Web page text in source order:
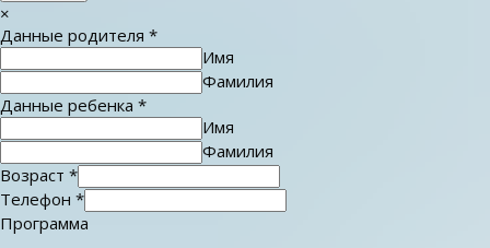
×
Данные родителя *
Имя
Фамилия
Данные ребенка *
Имя
Фамилия
Возраст *
Телефон *
Программа